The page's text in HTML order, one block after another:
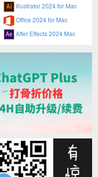
Illustrator 2024 for Mac
Office 2024 for Mac
After Effects 2024 Mac